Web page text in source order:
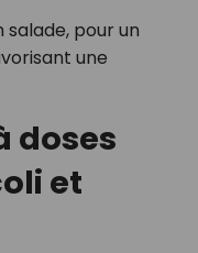
salade, pour un
une
doses
et